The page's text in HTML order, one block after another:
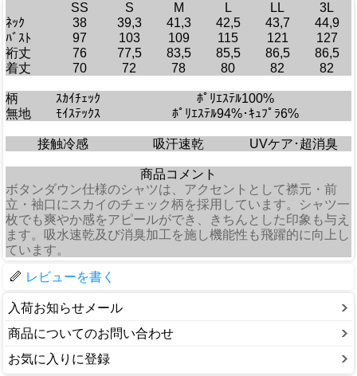
SS S M L LL
3L
ﾈｯｸ
38 39,3 41,3 42,5 43,7
44,9
ﾊﾞｽﾄ
97 103 109 115 121
127
裄丈
76 77,5 83,5 85,5 86,5
86,5
着丈
70 72 78 80 82 82
柄 ｽｶｲﾁｪｯｸ
ﾎﾟﾘｴｽﾃﾙ100%
無地
ﾓｲｽﾃｯｸｽ ﾎﾟﾘｴｽﾃﾙ94%･ｷｭﾌﾟﾗ6%
接触冷感 吸汗速乾 UVケア･超消臭
商品コメント
ボタンダウン仕様のシャツは、アクセントとして襟元・前
立・袖口にスカイのチェック柄を採用しています。シャツ一
枚でも爽やか感をアピールができ、きちんとした印象も与え
ます。吸水速乾及び消臭加工を施し機能性も飛躍的に向上し
ています。
レビューを書く
入荷お知らせメール
商品についてのお問い合わせ
お気に入りに登録